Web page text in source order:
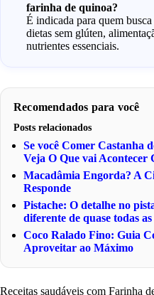
farinha de quinoa?
É indicada para quem
dietas sem glúten,
nutrientes essenciais.
Recomendados para você
Posts relacionados
Se você Comer Castanha
Veja O Que vai Acontecer
Macadâmia Engorda? A
Responde
Pistache: O detalhe no
diferente de quase todas
Coco Ralado Fino: Guia
Aproveitar ao Máximo
Receitas saudáveis com Farinha